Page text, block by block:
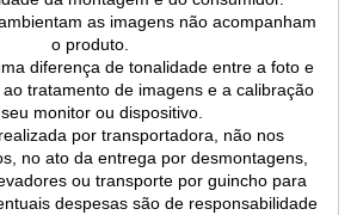
as imagens não acompanham
o produto.
diferença de tonalidade entre a foto e
tratamento de imagens e a calibração
monitor ou dispositivo.
por transportadora, não nos
no ato da entrega por desmontagens,
ou transporte por guincho para
despesas são de responsabilidade